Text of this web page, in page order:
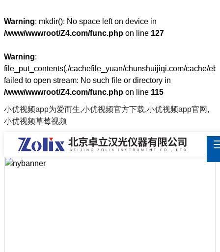
Warning: mkdir(): No space left on device in
/www/wwwroot/Z4.com/func.php on line 127
Warning:
file_put_contents(./cachefile_yuan/chunshuijiqi.com/cache/
failed to open stream: No such file or directory in
/www/wwwroot/Z4.com/func.php on line 115
小优视频app为爱而生,小优视频官方下载,小优视频app官网,
小优视频草莓视频